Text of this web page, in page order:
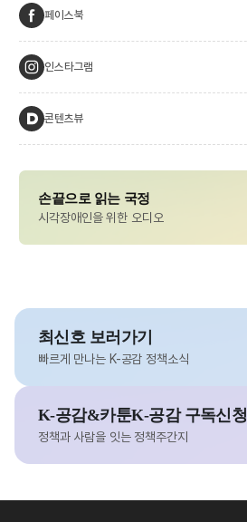
페이스북
인스타그램
콘텐츠뷰
손끝으로 읽는 국정
시각장애인을 위한 오디오
최신호 보러가기
빠르게 만나는 K-공감 정책소식
K-공감&카툰K-공감 구독신청
정책과 사람을 잇는 정책주간지